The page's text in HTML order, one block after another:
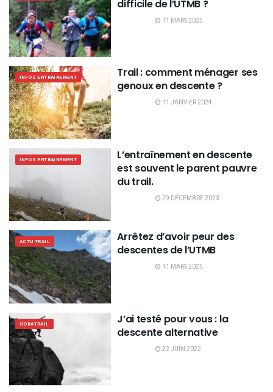
difficile de l’UTMB ?
11 MARS 2025
INFOS ENTRAINEMENT
Trail : comment ménager ses
genoux en descente ?
11 JANVIER 2024
INFOS ENTRAINEMENT
L’entraînement en descente
est souvent le parent pauvre
du trail.
29 DÉCEMBRE 2023
ACTU TRAIL
Arrêtez d’avoir peur des
descentes de l’UTMB
11 MARS 2025
GORATRAIL
J’ai testé pour vous : la
descente alternative
22 JUIN 2022